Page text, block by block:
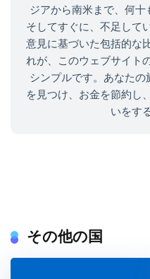
ジアから南米まで、何十
そしてすぐに、不足して
意見に基づいた包括的な
れが、このウェブサイト
シンプルです。あなた
を見つけ、お金を節約し
いをす
その他の国